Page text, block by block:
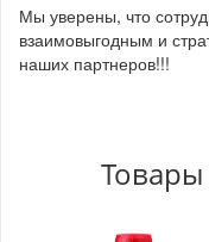
Мы уверены, что
взаимовыгодным и
наших партнеров!!!